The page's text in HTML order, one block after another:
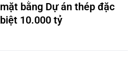
mặt bằng Dự án thép đặc
biệt 10.000 tỷ